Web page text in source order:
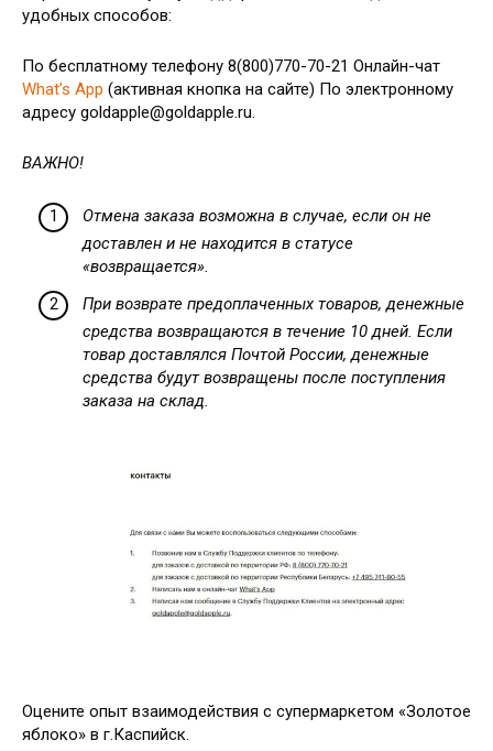
удобных способов:
По бесплатному телефону 8(800)770-70-21 Онлайн-чат
What’s App (активная кнопка на сайте) По электронному
адресу goldapple@goldapple.ru.
ВАЖНО!
Отмена заказа возможна в случае, если он не
доставлен и не находится в статусе
«возвращается».
При возврате предоплаченных товаров, денежные
средства возвращаются в течение 10 дней. Если
товар доставлялся Почтой России, денежные
средства будут возвращены после поступления
заказа на склад.
Оцените опыт взаимодействия с супермаркетом «Золотое
яблоко» в г.Каспийск.